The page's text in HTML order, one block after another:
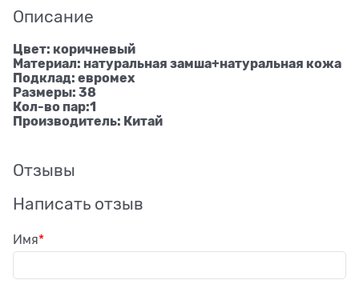
Описание
Цвет: коричневый
Материал: натуральная замша+натуральная кожа
Подклад: евромех
Размеры: 38
Кол-во пар:1
Производитель: Китай
Отзывы
Написать отзыв
Имя